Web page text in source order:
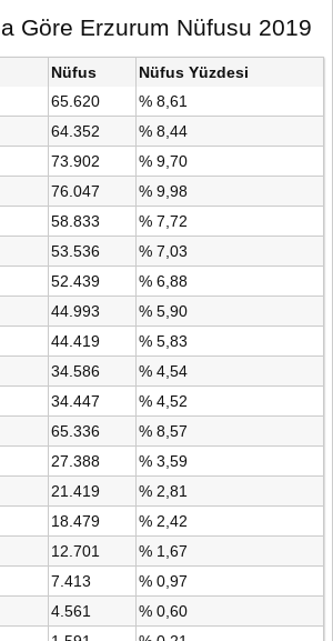
Göre Erzurum Nüfusu 2019
Nüfus
Nüfus Yüzdesi
65.620
% 8,61
64.352
% 8,44
73.902
% 9,70
76.047
% 9,98
58.833
% 7,72
53.536
% 7,03
52.439
% 6,88
44.993
% 5,90
44.419
% 5,83
34.586
% 4,54
34.447
% 4,52
65.336
% 8,57
27.388
% 3,59
21.419
% 2,81
18.479
% 2,42
12.701
% 1,67
7.413
% 0,97
4.561
% 0,60